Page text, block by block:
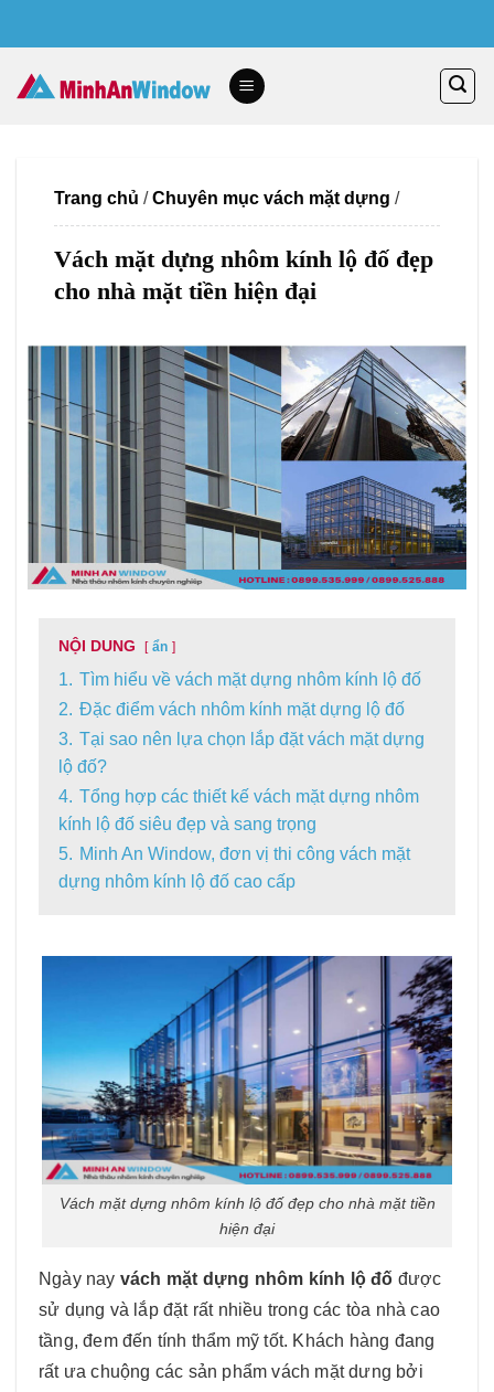
content
Trang chủ /Chuyên mục vách mặt dựng /
Vách mặt dựng nhôm kính lộ đố đẹp
cho nhà mặt tiền hiện đại
NỘI DUNG ẩn
1. Tìm hiểu về vách mặt dựng nhôm kính lộ đố
2. Đặc điểm vách nhôm kính mặt dựng lộ đố
3. Tại sao nên lựa chọn lắp đặt vách mặt dựng
lộ đố?
4. Tổng hợp các thiết kế vách mặt dựng nhôm
kính lộ đố siêu đẹp và sang trọng
5. Minh An Window, đơn vị thi công vách mặt
dựng nhôm kính lộ đố cao cấp
Vách mặt dựng nhôm kính lộ đố đẹp cho nhà mặt tiền
hiện đại
Ngày nay vách mặt dựng nhôm kính lộ đố được
sử dụng và lắp đặt rất nhiều trong các tòa nhà cao
tầng, đem đến tính thẩm mỹ tốt. Khách hàng đang
rất ưa chuộng các sản phẩm vách mặt dưng bởi